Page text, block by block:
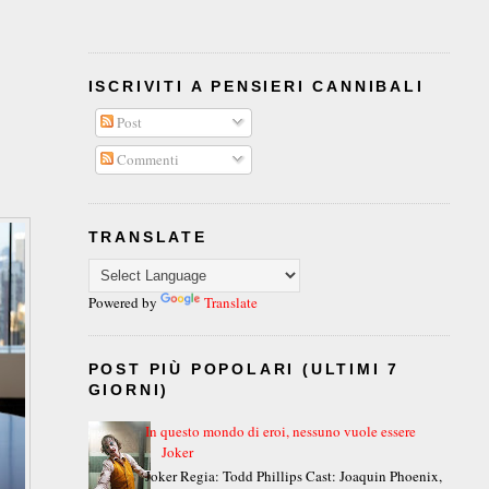
ISCRIVITI A PENSIERI CANNIBALI
Post
Commenti
TRANSLATE
Powered by Translate
POST PIÙ POPOLARI (ULTIMI 7
GIORNI)
In questo mondo di eroi, nessuno vuole essere
Joker
Joker Regia: Todd Phillips Cast: Joaquin Phoenix,